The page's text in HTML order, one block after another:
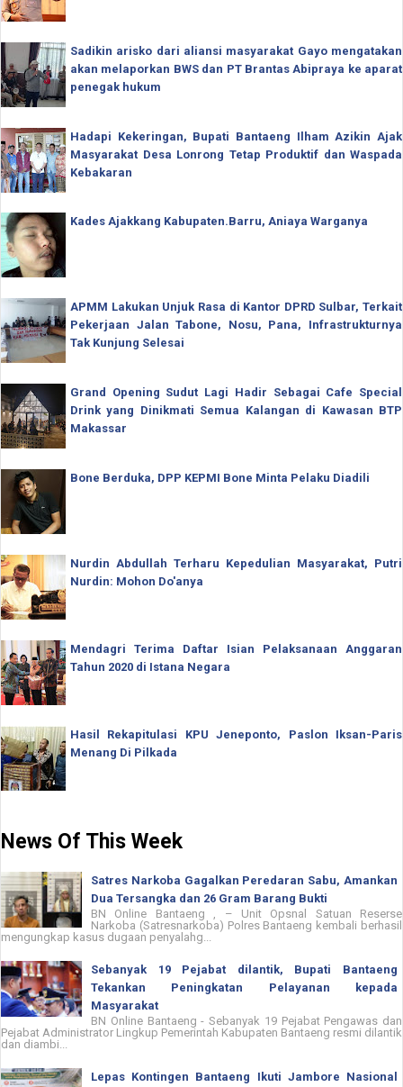
Sadikin arisko dari aliansi masyarakat Gayo mengatakan
akan melaporkan BWS dan PT Brantas Abipraya ke aparat
penegak hukum
Hadapi Kekeringan, Bupati Bantaeng Ilham Azikin Ajak
Masyarakat Desa Lonrong Tetap Produktif dan Waspada
Kebakaran
Kades Ajakkang Kabupaten.Barru, Aniaya Warganya
APMM Lakukan Unjuk Rasa di Kantor DPRD Sulbar, Terkait
Pekerjaan Jalan Tabone, Nosu, Pana, Infrastrukturnya
Tak Kunjung Selesai
Grand Opening Sudut Lagi Hadir Sebagai Cafe Special
Drink yang Dinikmati Semua Kalangan di Kawasan BTP
Makassar
Bone Berduka, DPP KEPMI Bone Minta Pelaku Diadili
Nurdin Abdullah Terharu Kepedulian Masyarakat, Putri
Nurdin: Mohon Do'anya
Mendagri Terima Daftar Isian Pelaksanaan Anggaran
Tahun 2020 di Istana Negara
Hasil Rekapitulasi KPU Jeneponto, Paslon Iksan-Paris
Menang Di Pilkada
News Of This Week
Satres Narkoba Gagalkan Peredaran Sabu, Amankan
Dua Tersangka dan 26 Gram Barang Bukti
BN Online Bantaeng , – Unit Opsnal Satuan Reserse
Narkoba (Satresnarkoba) Polres Bantaeng kembali berhasil
mengungkap kasus dugaan penyalahg...
Sebanyak 19 Pejabat dilantik, Bupati Bantaeng
Tekankan Peningkatan Pelayanan kepada
Masyarakat
BN Online Bantaeng - Sebanyak 19 Pejabat Pengawas dan
Pejabat Administrator Lingkup Pemerintah Kabupaten Bantaeng resmi dilantik
dan diambi...
Lepas Kontingen Bantaeng Ikuti Jambore Nasional